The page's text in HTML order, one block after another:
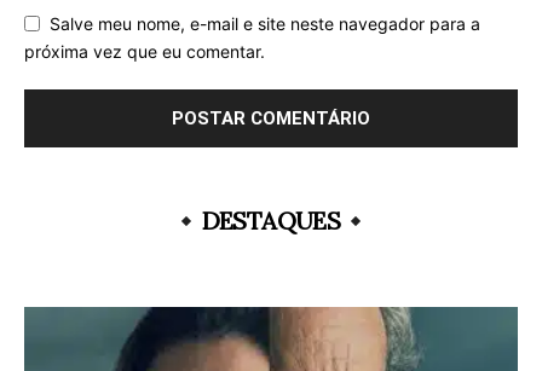
Salve meu nome, e-mail e site neste navegador para a
próxima vez que eu comentar.
DESTAQUES